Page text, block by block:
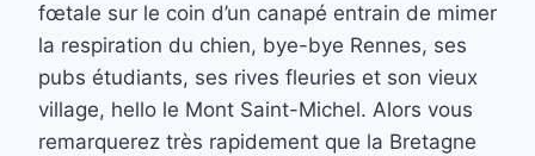
fœtale sur le coin d’un canapé entrain de mimer
la respiration du chien, bye-bye Rennes, ses
pubs étudiants, ses rives fleuries et son vieux
village, hello le Mont Saint-Michel. Alors vous
remarquerez très rapidement que la Bretagne